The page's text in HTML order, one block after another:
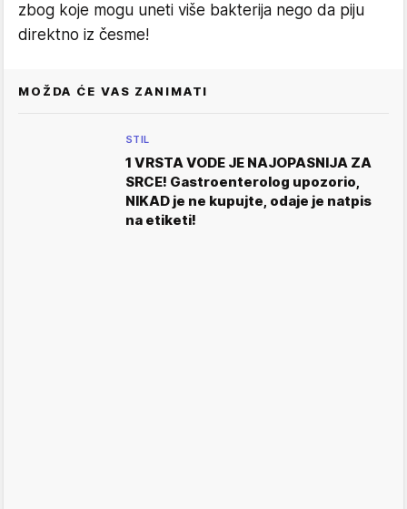
zbog koje mogu uneti više bakterija nego da piju
direktno iz česme!
MOŽDA ĆE VAS ZANIMATI
STIL
1 VRSTA VODE JE NAJOPASNIJA ZA
SRCE! Gastroenterolog upozorio,
NIKAD je ne kupujte, odaje je natpis
na etiketi!